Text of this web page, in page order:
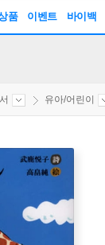
품 이벤트 바이백
유아/어린이